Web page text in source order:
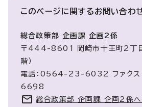
このページに関するお問い合わ
総合政策部 企画課 企画2係
〒444-8601 岡崎市十王町2丁目
階）
電話：0564-23-6032 ファク
6698
総合政策部 企画課 企画2係へ